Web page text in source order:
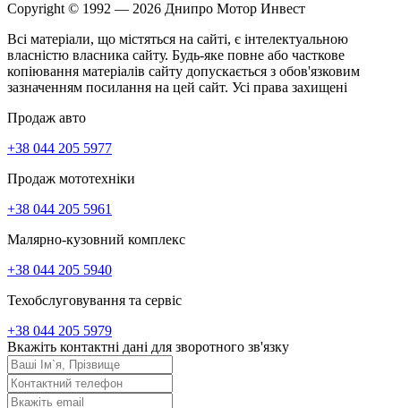
Copyright © 1992 — 2026 Днипро Мотор Инвест
Всі матеріали, що містяться на сайті, є інтелектуальною
власністю власника сайту. Будь-яке повне або часткове
копіювання матеріалів сайту допускається з обов'язковим
зазначенням посилання на цей сайт. Усі права захищені
Продаж авто
+38 044 205 5977
Продаж мототехніки
+38 044 205 5961
Малярно-кузовний комплекс
+38 044 205 5940
Техобслуговування та сервіс
+38 044 205 5979
Вкажіть контактні дані для зворотного зв'язку